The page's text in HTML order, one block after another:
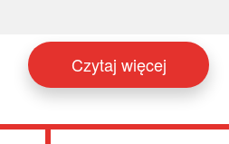
Czytaj więcej